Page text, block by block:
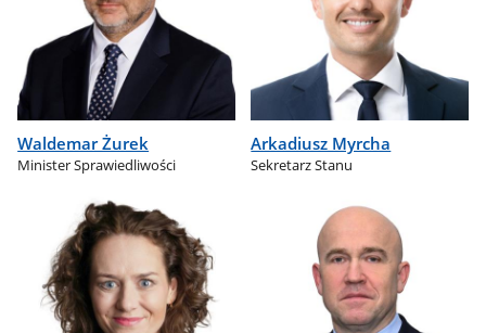
Waldemar Żurek
Minister Sprawiedliwości
Arkadiusz Myrcha
Sekretarz Stanu